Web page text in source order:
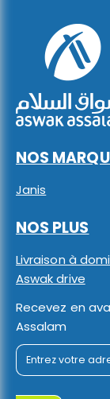
NOS
Janis
NOS PLUS
Livraison à
Aswak drive
Recevez en
Assalam